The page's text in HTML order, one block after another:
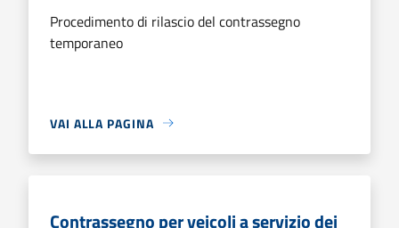
Procedimento di rilascio del contrassegno
temporaneo
VAI ALLA PAGINA
Contrassegno per veicoli a servizio dei